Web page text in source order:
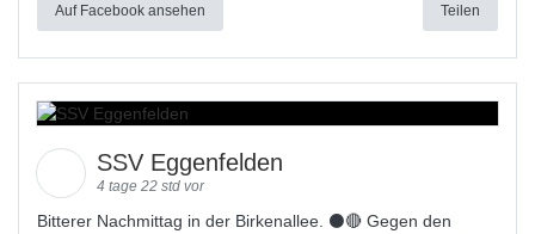
Auf Facebook ansehen Teilen
SSV Eggenfelden
4 tage 22 std vor
Bitterer Nachmittag in der Birkenallee. ⚫🔴 Gegen den